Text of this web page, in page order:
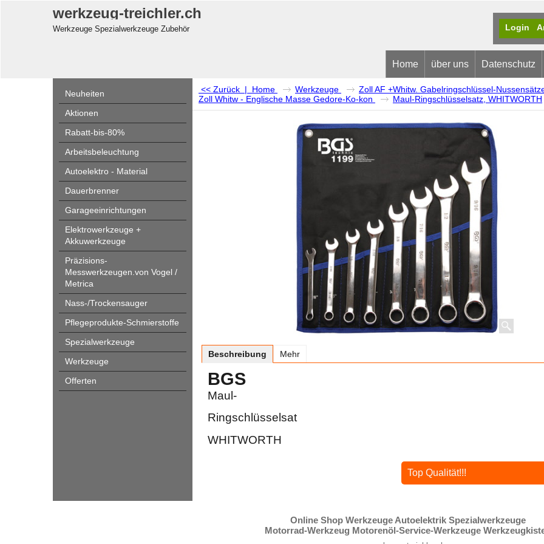
werkzeug-treichler.ch
Werkzeuge Spezialwerkzeuge Zubehör Login
Home über uns Datenschutz
Neuheiten
Aktionen
Rabatt-bis-80%
Arbeitsbeleuchtung
Autoelektro - Material
Dauerbrenner
Garageeinrichtungen
Elektrowerkzeuge +
Akkuwerkzeuge
Präzisions-
Messwerkzeugen.von Vogel /
Metrica
Nass-/Trockensauger
Pflegeprodukte-Schmierstoffe
Spezialwerkzeuge
Werkzeuge
Offerten
<< Zurück | Home Werkzeuge
Zoll AF +Whitw. Gabelringschlüssel-
Zoll Whitw - Englische Masse Gedore-Ko-kon
Maul-Ringschlüsselsatz, WHITWORTH
Beschreibung Mehr
BGS
Maul-
Ringschlüsselsat
WHITWORTH
Top Qualität!!!
Online Shop Werkzeuge Autoelektrik Spezialwerkzeuge
Motorrad-Werkzeug Motorenöl-Service-Werkzeuge